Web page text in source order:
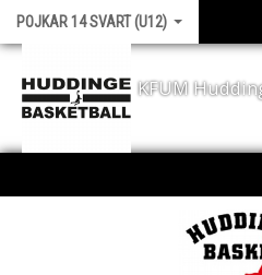
POJKAR 14 SVART (U12)
KFUM